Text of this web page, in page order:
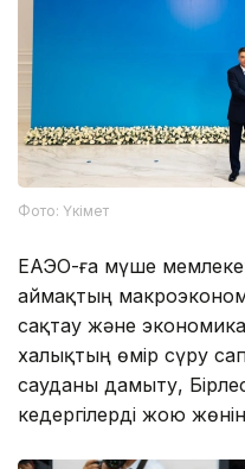
Фото: Үкімет
ЕАЭО-ға мүше
аймақтың
сақтау және
халықтың өмір сүру
сауданы дамыту,
кедергілерді жою